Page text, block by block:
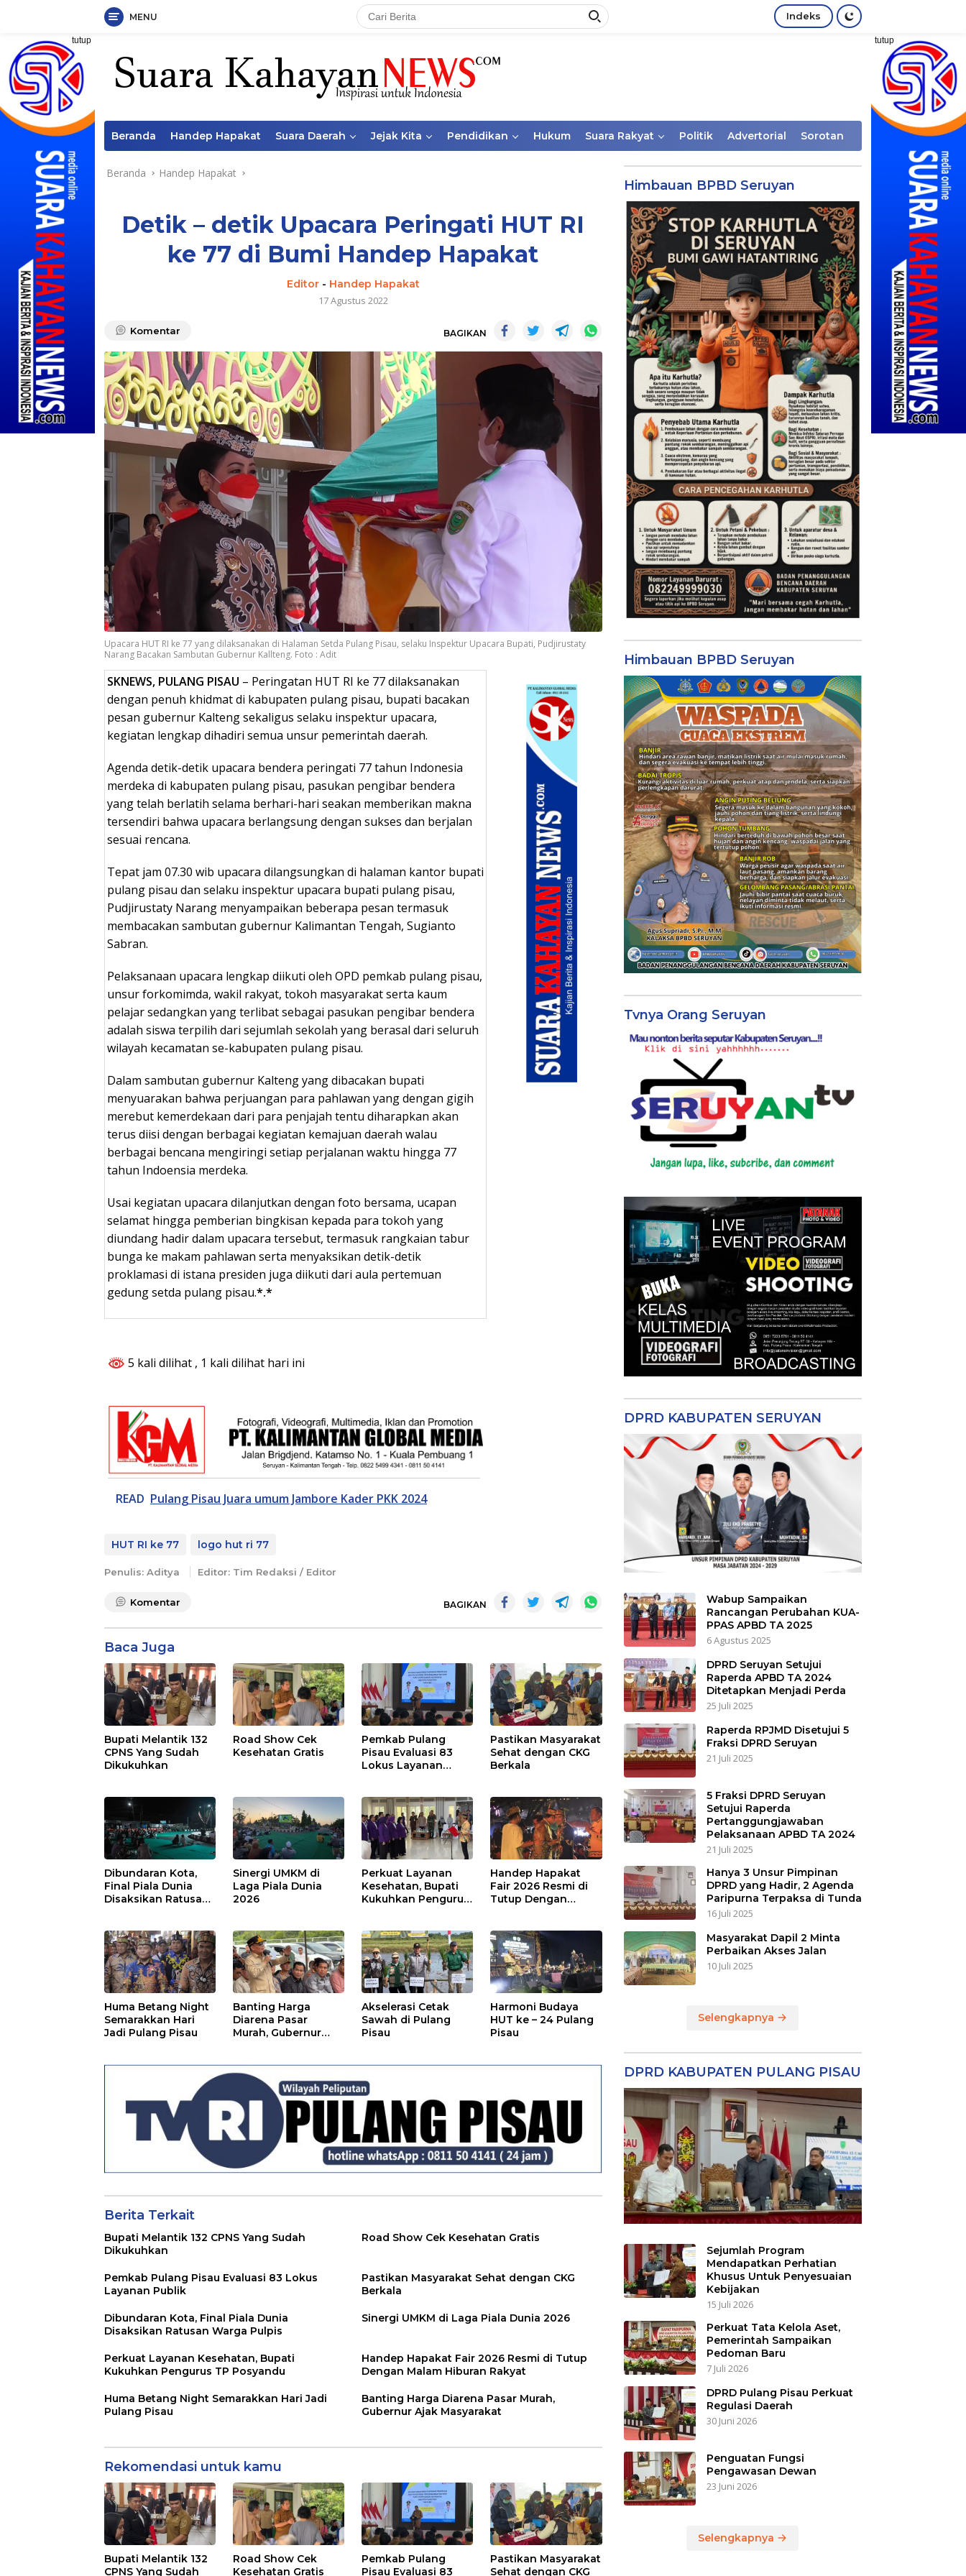
Langsung
konten
MENU Indeks
tutup tutup
Beranda Handep Hapakat Suara Daerah Jejak Kita Pendidikan Hukum Suara Rakyat Politik Advertorial Sorotan
Beranda Handep Hapakat
Detik – detik Upacara Peringati HUT RI
ke 77 di Bumi Handep Hapakat
Editor- Handep Hapakat
17 Agustus 2022
Komentar BAGIKAN
Upacara HUT RI ke 77 yang dilaksanakan di Halaman Setda Pulang Pisau, selaku Inspektur Upacara Bupati, Pudjirustaty
Narang Bacakan Sambutan Gubernur Kallteng. Foto : Adit
SKNEWS, PULANG PISAU – Peringatan HUT RI ke 77 dilaksanakan
dengan penuh khidmat di kabupaten pulang pisau, bupati bacakan
pesan gubernur Kalteng sekaligus selaku inspektur upacara,
kegiatan lengkap dihadiri semua unsur pemerintah daerah.
Agenda detik-detik upacara bendera peringati 77 tahun Indonesia
merdeka di kabupaten pulang pisau, pasukan pengibar bendera
yang telah berlatih selama berhari-hari seakan memberikan makna
tersendiri bahwa upacara berlangsung dengan sukses dan berjalan
sesuai rencana.
Tepat jam 07.30 wib upacara dilangsungkan di halaman kantor bupati
pulang pisau dan selaku inspektur upacara bupati pulang pisau,
Pudjirustaty Narang menyampaikan beberapa pesan termasuk
membacakan sambutan gubernur Kalimantan Tengah, Sugianto
Sabran.
Pelaksanaan upacara lengkap diikuti oleh OPD pemkab pulang pisau,
unsur forkomimda, wakil rakyat, tokoh masyarakat serta kaum
pelajar sedangkan yang terlibat sebagai pasukan pengibar bendera
adalah siswa terpilih dari sejumlah sekolah yang berasal dari seluruh
wilayah kecamatan se-kabupaten pulang pisau.
Dalam sambutan gubernur Kalteng yang dibacakan bupati
menyuarakan bahwa perjuangan para pahlawan yang dengan gigih
merebut kemerdekaan dari para penjajah tentu diharapkan akan
terus diisi dengan berbagai kegiatan kemajuan daerah walau
berbagai bencana mengiringi setiap perjalanan waktu hingga 77
tahun Indoensia merdeka.
Usai kegiatan upacara dilanjutkan dengan foto bersama, ucapan
selamat hingga pemberian bingkisan kepada para tokoh yang
diundang hadir dalam upacara tersebut, termasuk rangkaian tabur
bunga ke makam pahlawan serta menyaksikan detik-detik
proklamasi di istana presiden juga diikuti dari aula pertemuan
gedung setda pulang pisau.*.*
5 kali dilihat , 1 kali dilihat hari ini
READ Pulang Pisau Juara umum Jambore Kader PKK 2024
HUT RI ke 77 logo hut ri 77
Penulis: Aditya Editor: Tim Redaksi / Editor
Komentar BAGIKAN
Baca Juga
Bupati Melantik 132
CPNS Yang Sudah
Dikukuhkan
Road Show Cek
Kesehatan Gratis
Pemkab Pulang
Pisau Evaluasi 83
Lokus Layanan
Pastikan Masyarakat
Sehat dengan CKG
Berkala
Dibundaran Kota,
Final Piala Dunia
Disaksikan Ratusan
Sinergi UMKM di
Laga Piala Dunia
2026
Perkuat Layanan
Kesehatan, Bupati
Kukuhkan Pengurus
Handep Hapakat
Fair 2026 Resmi di
Tutup Dengan
Huma Betang Night
Semarakkan Hari
Jadi Pulang Pisau
Banting Harga
Diarena Pasar
Murah, Gubernur
Akselerasi Cetak
Sawah di Pulang
Pisau
Harmoni Budaya
HUT ke – 24 Pulang
Pisau
Berita Terkait
Bupati Melantik 132 CPNS Yang Sudah
Dikukuhkan
Road Show Cek Kesehatan Gratis
Pemkab Pulang Pisau Evaluasi 83 Lokus
Layanan Publik
Pastikan Masyarakat Sehat dengan CKG
Berkala
Dibundaran Kota, Final Piala Dunia
Disaksikan Ratusan Warga Pulpis
Sinergi UMKM di Laga Piala Dunia 2026
Perkuat Layanan Kesehatan, Bupati
Kukuhkan Pengurus TP Posyandu
Handep Hapakat Fair 2026 Resmi di Tutup
Dengan Malam Hiburan Rakyat
Huma Betang Night Semarakkan Hari Jadi
Pulang Pisau
Banting Harga Diarena Pasar Murah,
Gubernur Ajak Masyarakat
Rekomendasi untuk kamu
Bupati Melantik 132
CPNS Yang Sudah
Road Show Cek
Kesehatan Gratis
Pemkab Pulang
Pisau Evaluasi 83
Pastikan Masyarakat
Sehat dengan CKG
Himbauan BPBD Seruyan
Himbauan BPBD Seruyan
Tvnya Orang Seruyan
DPRD KABUPATEN SERUYAN
Wabup Sampaikan
Rancangan Perubahan KUA-
PPAS APBD TA 2025
6 Agustus 2025
DPRD Seruyan Setujui
Raperda APBD TA 2024
Ditetapkan Menjadi Perda
25 Juli 2025
Raperda RPJMD Disetujui 5
Fraksi DPRD Seruyan
21 Juli 2025
5 Fraksi DPRD Seruyan
Setujui Raperda
Pertanggungjawaban
Pelaksanaan APBD TA 2024
21 Juli 2025
Hanya 3 Unsur Pimpinan
DPRD yang Hadir, 2 Agenda
Paripurna Terpaksa di Tunda
16 Juli 2025
Masyarakat Dapil 2 Minta
Perbaikan Akses Jalan
10 Juli 2025
Selengkapnya
DPRD KABUPATEN PULANG PISAU
Sejumlah Program
Mendapatkan Perhatian
Khusus Untuk Penyesuaian
Kebijakan
15 Juli 2026
Perkuat Tata Kelola Aset,
Pemerintah Sampaikan
Pedoman Baru
7 Juli 2026
DPRD Pulang Pisau Perkuat
Regulasi Daerah
30 Juni 2026
Penguatan Fungsi
Pengawasan Dewan
23 Juni 2026
Selengkapnya